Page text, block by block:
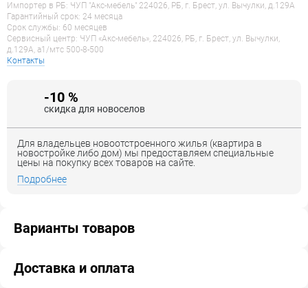
Импортер в РБ: ЧУП "Акс-мебель" 224026, РБ, г. Брест, ул. Вычулки, д.129А
Гарантийный срок: 24 месяца
Срок службы: 60 месяцев
Сервисный центр: ЧУП «Акс-мебель», 224026, РБ, г. Брест, ул. Вычулки,
д.129А, a1/мтс 500-8-500
Контакты
-10 %
скидка для новоселов
Для владельцев новоотстроенного жилья (квартира в
новостройке либо дом) мы предоставляем специальные
цены на покупку всех товаров на сайте.
Подробнее
Варианты товаров
Доставка и оплата